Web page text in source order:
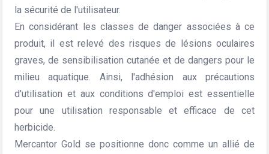
la sécurité de l'utilisateur.
En considérant les classes de danger associées à ce
produit, il est relevé des risques de lésions oculaires
graves, de sensibilisation cutanée et de dangers pour le
milieu aquatique. Ainsi, l'adhésion aux précautions
d'utilisation et aux conditions d'emploi est essentielle
pour une utilisation responsable et efficace de cet
herbicide.
Mercantor Gold se positionne donc comme un allié de